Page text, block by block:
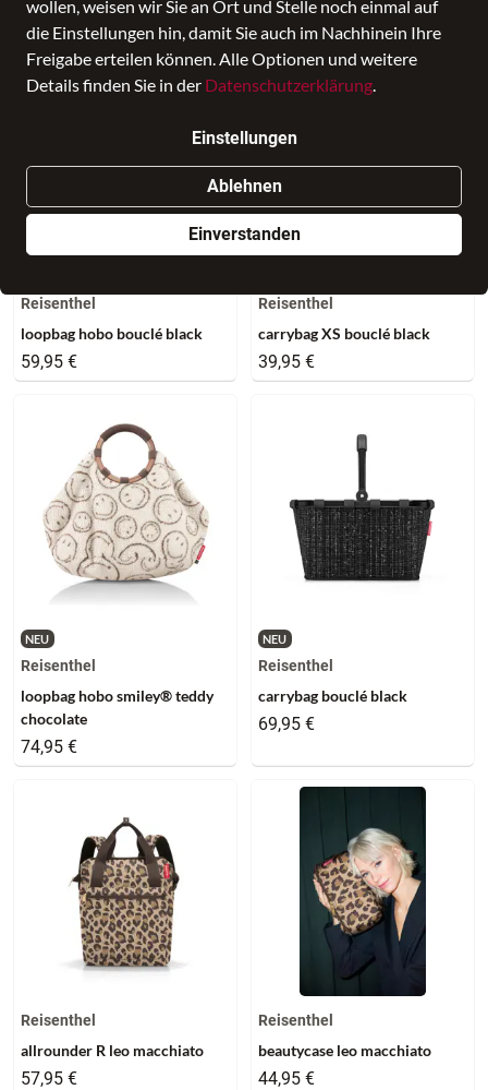
wollen, weisen wir Sie an Ort und Stelle noch einmal auf
die Einstellungen hin, damit Sie auch im Nachhinein Ihre
Freigabe erteilen können. Alle Optionen und weitere
Details finden Sie in der Datenschutzerklärung.
Einstellungen
Ablehnen
Einverstanden
Reisenthel
loopbag hobo bouclé black
59,95 €
Reisenthel
carrybag XS bouclé black
39,95 €
NEU
Reisenthel
loopbag hobo smiley® teddy
chocolate
74,95 €
NEU
Reisenthel
carrybag bouclé black
69,95 €
Reisenthel
allrounder R leo macchiato
57,95 €
Reisenthel
beautycase leo macchiato
44,95 €